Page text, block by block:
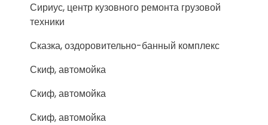
Сириус, центр кузовного ремонта грузовой
техники
Сказка, оздоровительно-банный комплекс
Скиф, автомойка
Скиф, автомойка
Скиф, автомойка